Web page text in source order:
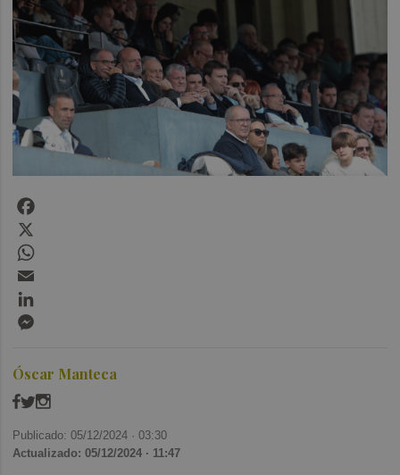
Óscar Manteca
Publicado: 05/12/2024 ·03:30
Actualizado: 05/12/2024 · 11:47